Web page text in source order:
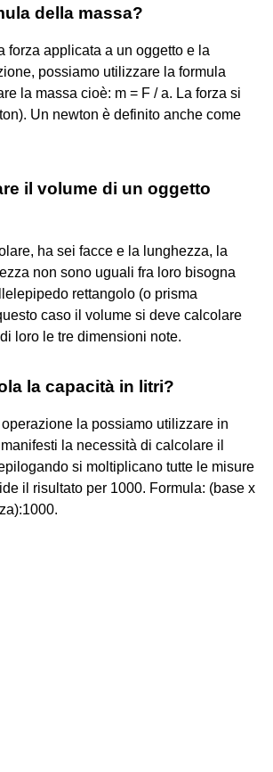
della massa?
forza applicata a un oggetto e la
possiamo utilizzare la formula
la massa cioè: m = F / a. La forza si
Un newton è definito anche come
il volume di un oggetto
ha sei facce e la lunghezza, la
non sono uguali fra loro bisogna
rettangolo (o prisma
caso il volume si deve calcolare
loro le tre dimensioni note.
la capacità in litri?
la possiamo utilizzare in
la necessità di calcolare il
si moltiplicano tutte le misure
il risultato per 1000. Formula: (base x